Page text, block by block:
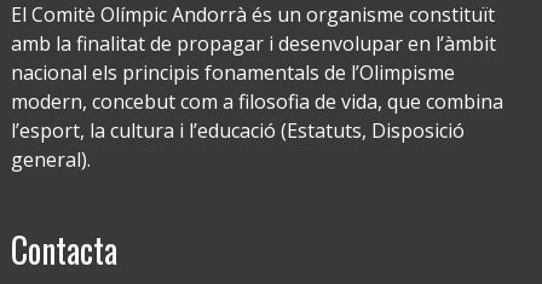
El Comitè Olímpic Andorrà és un organisme constituït
amb la finalitat de propagar i desenvolupar en l’àmbit
nacional els principis fonamentals de l’Olimpisme
modern, concebut com a filosofia de vida, que combina
l’esport, la cultura i l’educació (Estatuts, Disposició
general).
Contacta